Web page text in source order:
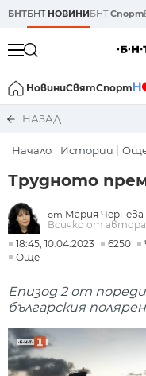
БНТБНТ НОВИНИБНТСпорт
НовиниСвятСпорт
НАЗАД
Начало Истории
Трудното
от Мария Чернева
Всичко от автора
18:45, 10.04.2023 6250
Още
Епизод 2 от
българския